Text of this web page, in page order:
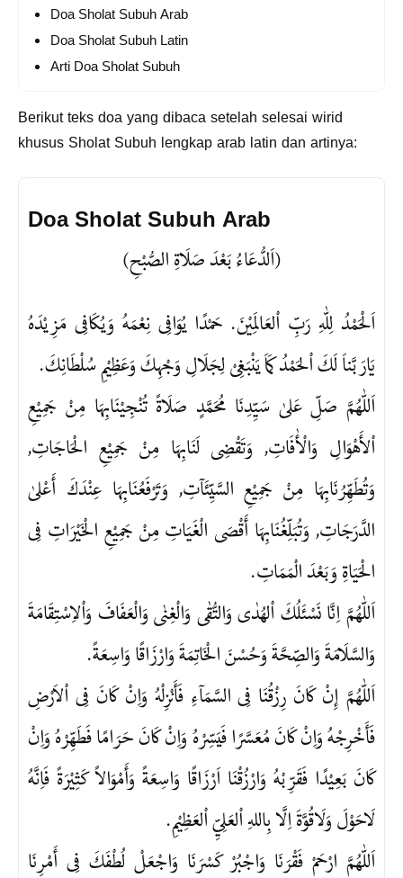
Doa Sholat Subuh Arab
Doa Sholat Subuh Latin
Arti Doa Sholat Subuh
Berikut teks doa yang dibaca setelah selesai wirid
khusus Sholat Subuh lengkap arab latin dan artinya:
Doa Sholat Subuh Arab
(اَلدُّعَاءُ بَعْدَ صَلَاةِ الصُّبْحِ)
اَلْحَمْدُ لِلّٰهِ رَبِّ اْلعَالَمِيْنَ. حَمْدًا يُوَافِى نِعْمَهُ وَيُكَافِى مَزِيْدَهُ
يَارَبَّناَ لَكَ اْلحَمْدُ كَماَ يَنْبَغِىْ لِجَلَالِ وَجْهِكَ وَعَظِيْمِ سُلْطَانِكَ.
اَللّٰهُمَّ صَلِّ عَلىٰ سَيِّدِنَا مُحَمَّدٍ صَلَاةً تُنْجِيْنَابِهَا مِنْ جَمِيْعِ
اْلأَهْوَالِ وَالْأٰفَاتِ, وَتَقْضِى لَنَابِهَا مِنْ جَمِيْعِ الْحَاجَاتِ,
وَتُطَهِّرُنَابِهَا مِنْ جَمِيْعِ السَّيِّئَآتِ, وَتَرْفَعُنَابِهَا عِنْدَكَ أَعْلىٰ
الدَّرَجَاتِ, وَتُبَلِّغُنَابِهَا أَقْصَى الْغَيَاتِ مِنْ جَمِيْعِ الْخَيْرَاتِ فِى
الْحَيَاةِ وَبَعْدَ الْمَمَاتِ.
اَللّٰهُمَّ اِنَّا نَسْئَلُكَ اْلهُدٰى وَالتُّقٰى وَالْغِنٰى وَالْعَفَافَ وَاْلاِسْتِقَامَةَ
وَالسَّلَامَةَ وَالصِّحَّةَ وَحُسْنَ الْخَاتِمَةَ وَارْزَاقًا وَاسِعَةً.
اَللّٰهُمَّ إِنْ كَانَ رِزْقُنَا فِى السَّمَآءِ فَأَنْزِلْهُ وَاِنْ كَانَ فِى اْلاَرْضِ
فَأَخْرِجْهُ وَاِنْ كَانَ مُعَسَّرًا فَيَسِّرْهُ وَاِنْ كَانَ حَرَامًا فَطَهِّرْهُ وَاِنْ
كَانَ بَعِيْدًا فَقَرِّبْهُ وَارْزُقْنَا اَرْزَاقًا وَاسِعَةً وَأَمْوَالاً كَثِيْرَةً فَاِنَّهُ
لَاحَوْلَ وَلَاقُوَّةَ اِلَّا بِاللهِ اْلعَلِيِّ اْلعَظِيْمِ.
اَللّٰهُمَّ ارْحَمْ فَقْرَنَا وَاجْبُرْ كَسْرَنَا وَاجْعَلْ لُطْفَكَ فِى أَمْرِنَا